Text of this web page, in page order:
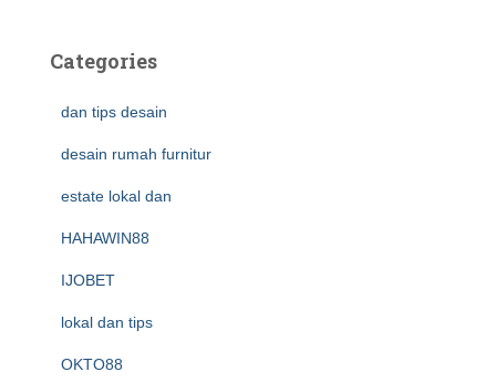
Categories
dan tips desain
desain rumah furnitur
estate lokal dan
HAHAWIN88
IJOBET
lokal dan tips
OKTO88